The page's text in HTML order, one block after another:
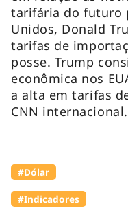
tarifária do futuro
Unidos, Donald
tarifas de
posse. Trump
econômica nos
a alta em tarifas
CNN internacional.
#Dólar
#Indicadores